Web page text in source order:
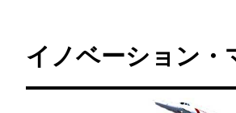
テ
イノベーション・